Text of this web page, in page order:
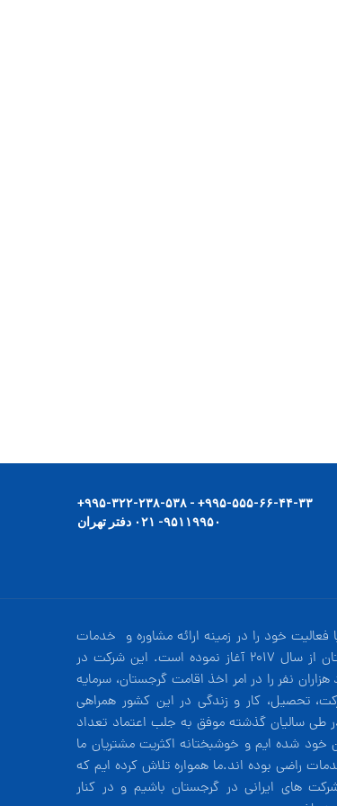
۹۹۵-۵۵۵-۶۶-۴۴-۳۳+ - ۹۹۵-۳۲۲-۲۳۸-۵۳۸+
۹۵۱۱۹۹۵۰- ۰۲۱ دفتر تهران
خود را در زمینه ارائه مشاوره و خدمات
در کشور گرجستان از سال 2017 آغاز نموده است. این شرکت در
نفر را در امر اخذ اقامت گرجستان، سرمایه
تحصیل، کار و زندگی در این کشور همراهی
طی سالیان گذشته موفق به جلب اعتماد تعداد
خود شده ایم و خوشبختانه اکثریت مشتریان ما
راضی بوده اند.ما همواره تلاش کرده ایم که
های ایرانی در گرجستان باشیم و در کنار